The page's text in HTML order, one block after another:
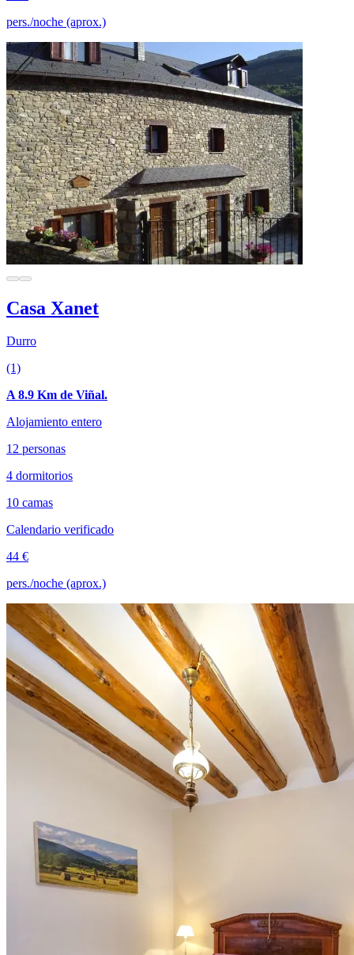
pers./noche (aprox.)
Casa Xanet
Durro
(1)
A 8.9 Km de Viñal.
Alojamiento entero
12 personas
4 dormitorios
10 camas
Calendario verificado
44 €
pers./noche (aprox.)